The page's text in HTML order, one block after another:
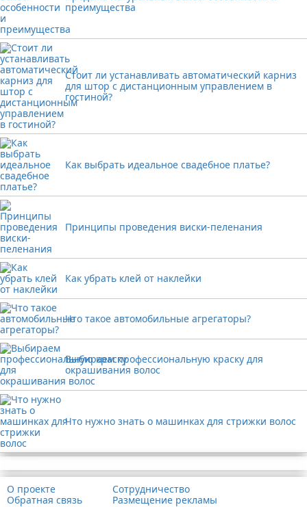
преимущества
Стоит ли устанавливать автоматический карниз
для штор с дистанционным управлением в
гостиной?
Как выбрать идеальное свадебное платье?
Принципы проведения виски-пеленания
Как убрать клей от наклейки
Что такое автомобильные агрегаторы?
Выбираем профессиональную краску для
окрашивания волос
Что нужно знать о машинках для стрижки волос
О проекте
Обратная связь
Сотрудничество
Размещение рекламы